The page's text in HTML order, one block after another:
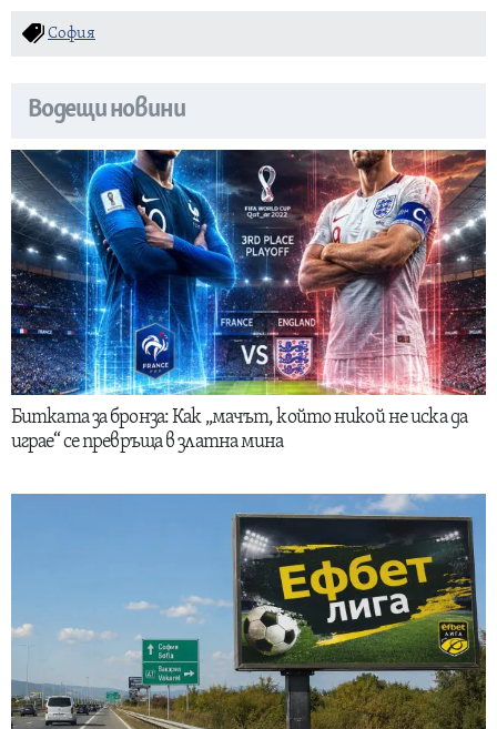
София
Водещи новини
Битката за бронза: Как „мачът, който никой не иска да
играе“ се превръща в златна мина